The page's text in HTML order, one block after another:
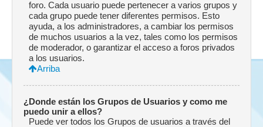
foro. Cada usuario puede pertenecer a varios grupos y
cada grupo puede tener diferentes permisos. Esto
ayuda, a los administradores, a cambiar los permisos
de muchos usuarios a la vez, tales como los permisos
de moderador, o garantizar el acceso a foros privados
a los usuarios.
Arriba
¿Donde están los Grupos de Usuarios y como me
puedo unir a ellos?
Puede ver todos los Grupos de usuarios a través del